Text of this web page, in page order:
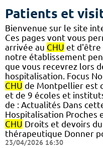
Patients et
Bienvenue sur le site
Ces pages vont vous
arrivée au CHU et d'être
notre établissement
que vous recevrez lors
hospitalisation. Focus
CHU de Montpellier est
et de 9 écoles et
de : Actualités Dans
Hospitalisation Proches
CHU Droits et devoirs
thérapeutique Donner
23/04/2026 16:30